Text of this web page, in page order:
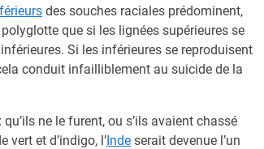
des souches raciales prédominent,
que si les lignées supérieures se
Si les inférieures se reproduisent
conduit infailliblement au suicide de la
ne le furent, ou s’ils avaient chassé
vert et d’indigo, l’Inde serait devenue l’un